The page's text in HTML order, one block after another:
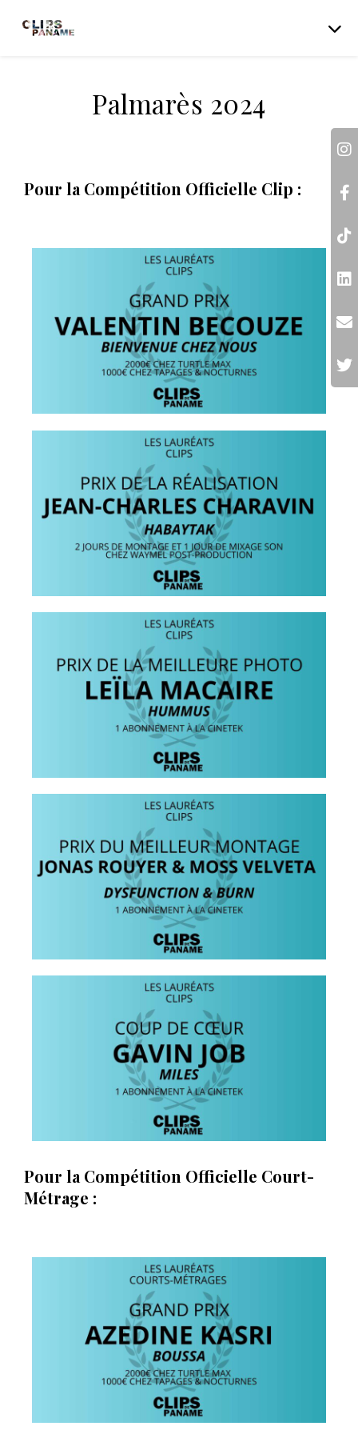
Palmarès 2024
Pour la Compétition Officielle Clip :
Pour la Compétition Officielle Court-
Métrage :